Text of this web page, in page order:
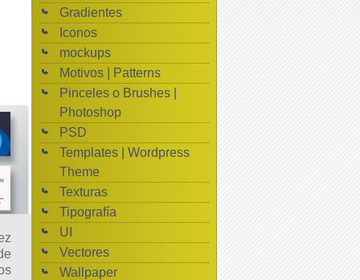
Gradientes
Iconos
mockups
Motivos | Patterns
Pinceles o Brushes |
Photoshop
PSD
Templates | Wordpress
Theme
Texturas
Tipografía
UI
Vectores
Wallpaper